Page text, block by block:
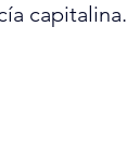
capitalina.